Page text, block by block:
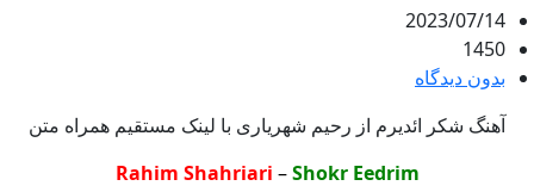
2023/07/14
1450
بدون دیدگاه
آهنگ شکر ائدیرم از رحیم شهریاری با لینک مستقیم همراه متن
Rahim Shahriari –Shokr Eedrim